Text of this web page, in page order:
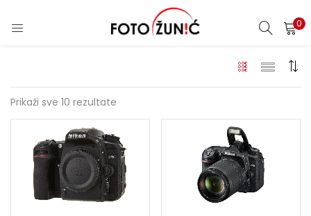
0
Prikaži sve 10 rezultate